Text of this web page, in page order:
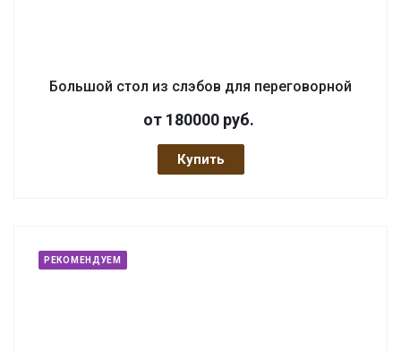
Большой стол из слэбов для переговорной
от 180000 руб.
Купить
РЕКОМЕНДУЕМ